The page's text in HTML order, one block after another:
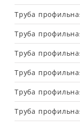
Труба
Труба
Труба
Труба
Труба
Труба